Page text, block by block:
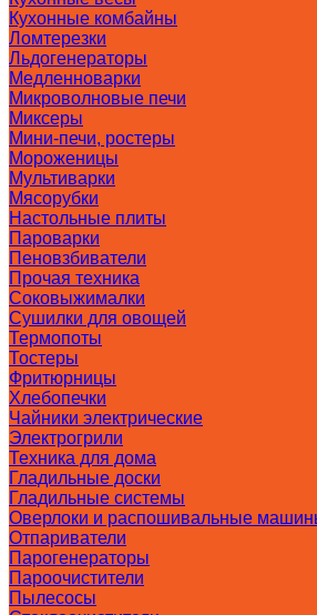
Кухонные комбайны
Ломтерезки
Льдогенераторы
Медленноварки
Микроволновые печи
Миксеры
Мини-печи, ростеры
Мороженицы
Мультиварки
Мясорубки
Настольные плиты
Пароварки
Пеновзбиватели
Прочая техника
Соковыжималки
Сушилки для овощей
Термопоты
Тостеры
Фритюрницы
Хлебопечки
Чайники электрические
Электрогрили
Техника для дома
Гладильные доски
Гладильные системы
Оверлоки и распошивальные
Отпариватели
Парогенераторы
Пароочистители
Пылесосы